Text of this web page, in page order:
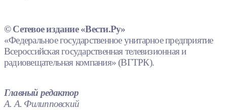
© Сетевое издание «Вести.Ру»
«Федеральное государственное унитарное предприятие
Всероссийская государственная телевизионная и
радиовещательная компания» (ВГТРК).
Главный редактор
А. А. Филипповский